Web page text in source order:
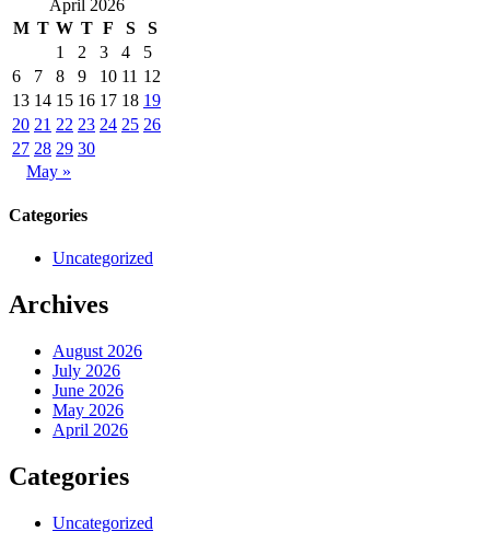
April 2026
M T W T F S
S
1
2 3 4
5
6
7 8 9 10 11 12
13 14 15 16 17 18 19
20 21 22 23 24 25 26
27 28 29 30
May »
Categories
Uncategorized
Archives
August 2026
July 2026
June 2026
May 2026
April 2026
Categories
Uncategorized